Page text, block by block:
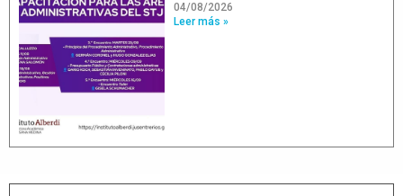
04/08/2026
Leer más »